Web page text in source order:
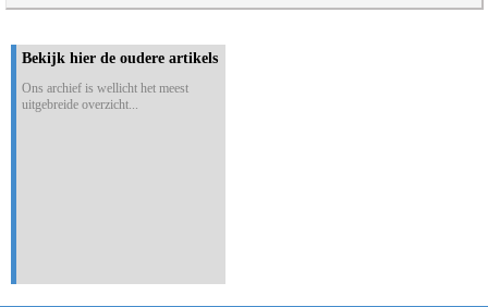
Bekijk hier de oudere artikels
Ons archief is wellicht het meest
uitgebreide overzicht...